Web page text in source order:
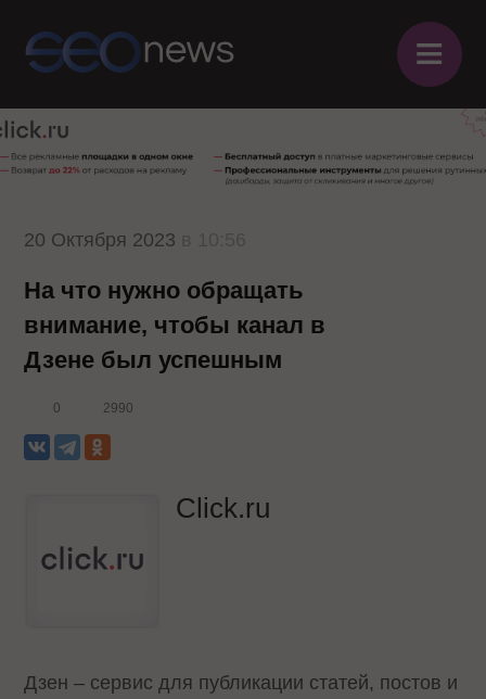
≡
20 Октября 2023
На что нужно обращать
внимание, чтобы канал в
Дзене был успешным
0 2990
Click.ru
Дзен – сервис для публикации статей, постов и